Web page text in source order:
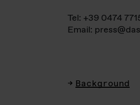
Tel: +39 0474
Email:
Background